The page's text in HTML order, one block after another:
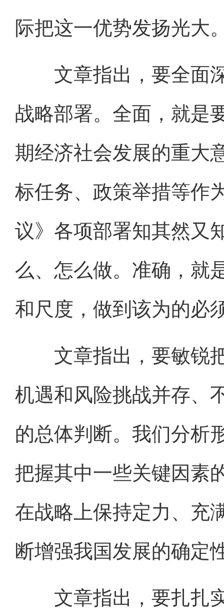
际把这一优势发扬光大
文章指出，要全面深
战略部署。全面，就是
期经济社会发展的重大
标任务、政策举措等作
议》各项部署知其然又
么、怎么做。准确，就
和尺度，做到该为的必
文章指出，要敏锐把
机遇和风险挑战并存、
的总体判断。我们分析
把握其中一些关键因素
在战略上保持定力、充
断增强我国发展的确定
文章指出，要扎扎实